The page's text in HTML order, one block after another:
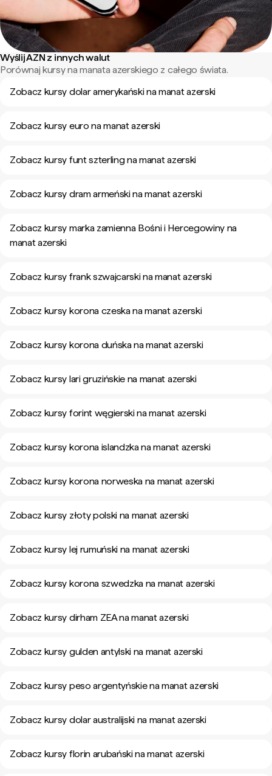
Wyślij AZN z innych walut
Porównaj kursy na manata azerskiego z całego świata.
Zobacz kursy dolar amerykański na manat azerski
Zobacz kursy euro na manat azerski
Zobacz kursy funt szterling na manat azerski
Zobacz kursy dram armeński na manat azerski
Zobacz kursy marka zamienna Bośni i Hercegowiny na
manat azerski
Zobacz kursy frank szwajcarski na manat azerski
Zobacz kursy korona czeska na manat azerski
Zobacz kursy korona duńska na manat azerski
Zobacz kursy lari gruzińskie na manat azerski
Zobacz kursy forint węgierski na manat azerski
Zobacz kursy korona islandzka na manat azerski
Zobacz kursy korona norweska na manat azerski
Zobacz kursy złoty polski na manat azerski
Zobacz kursy lej rumuński na manat azerski
Zobacz kursy korona szwedzka na manat azerski
Zobacz kursy dirham ZEA na manat azerski
Zobacz kursy gulden antylski na manat azerski
Zobacz kursy peso argentyńskie na manat azerski
Zobacz kursy dolar australijski na manat azerski
Zobacz kursy florin arubański na manat azerski